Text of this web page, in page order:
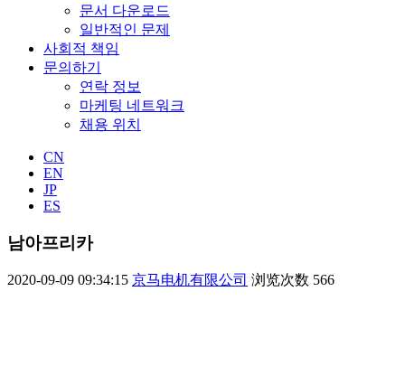
문서 다운로드
일반적인 문제
사회적 책임
문의하기
연락 정보
마케팅 네트워크
채용 위치
CN
EN
JP
ES
남아프리카
2020-09-09 09:34:15 京马电机有限公司 浏览次数 566